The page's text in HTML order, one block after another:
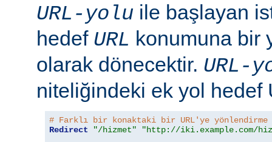
URL-yolu ile başlayan
hedef URL konumuna bir
olarak dönecektir. URL-
niteliğindeki ek yol hedef
# Farklı bir konaktaki bir URL'ye yönlendirme
Redirect
"/hizmet"
"http://iki.example.com/